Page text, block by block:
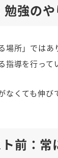
強の
場所」ではあ
導を行って
なくても伸び
前：常